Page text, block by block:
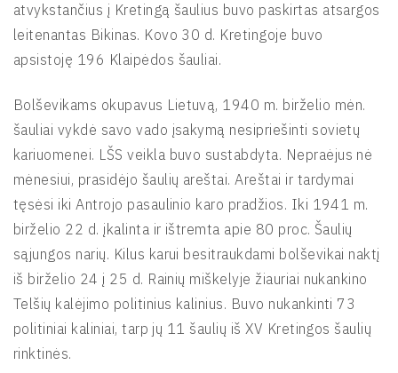
atvykstančius į Kretingą šaulius buvo paskirtas atsargos
leitenantas Bikinas. Kovo 30 d. Kretingoje buvo
apsistoję 196 Klaipėdos šauliai.
Bolševikams okupavus Lietuvą, 1940 m. birželio mėn.
šauliai vykdė savo vado įsakymą nesipriešinti sovietų
kariuomenei. LŠS veikla buvo sustabdyta. Nepraėjus nė
mėnesiui, prasidėjo šaulių areštai. Areštai ir tardymai
tęsėsi iki Antrojo pasaulinio karo pradžios. Iki 1941 m.
birželio 22 d. įkalinta ir ištremta apie 80 proc. Šaulių
sąjungos narių. Kilus karui besitraukdami bolševikai naktį
iš birželio 24 į 25 d. Rainių miškelyje žiauriai nukankino
Telšių kalėjimo politinius kalinius. Buvo nukankinti 73
politiniai kaliniai, tarp jų 11 šaulių iš XV Kretingos šaulių
rinktinės.